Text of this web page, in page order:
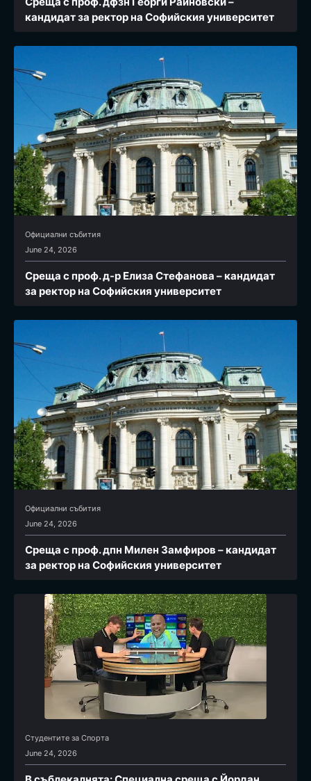
кандидат за ректор на Софийския университет
Официални събития
June 24, 2026
Среща с проф. д-р Елиза Стефанова – кандидат
за ректор на Софийския университет
Официални събития
June 24, 2026
Среща с проф. дпн Милен Замфиров – кандидат
за ректор на Софийския университет
Студентите за Спортa
June 24, 2026